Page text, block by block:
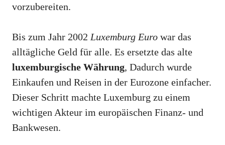
vorzubereiten.
Bis zum Jahr 2002 Luxemburg Euro war das
alltägliche Geld für alle. Es ersetzte das alte
luxemburgische Währung, Dadurch wurde
Einkaufen und Reisen in der Eurozone einfacher.
Dieser Schritt machte Luxemburg zu einem
wichtigen Akteur im europäischen Finanz- und
Bankwesen.